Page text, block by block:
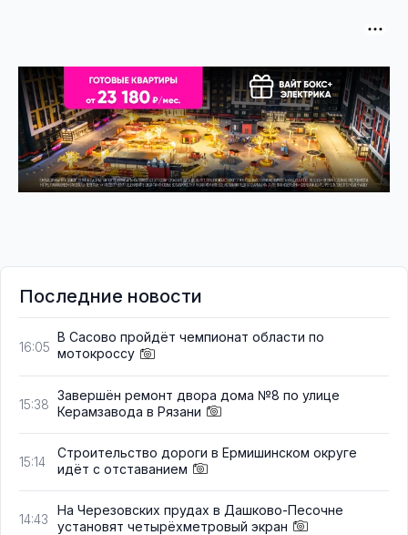
Последние новости
16:05
В Сасово пройдёт чемпионат области по
мотокроссу
15:38
Завершён ремонт двора дома №8 по улице
Керамзавода в Рязани
15:14
Строительство дороги в Ермишинском округе
идёт с отставанием
14:43
На Черезовских прудах в Дашково-Песочне
установят четырёхметровый экран